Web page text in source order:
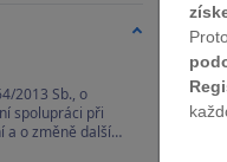
2013 Sb., o
spolupráci při
a o změně další…